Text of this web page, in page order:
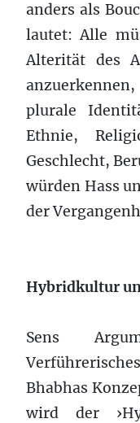
anders als
lautet: Alle
Alterität des
plurale
Ethnie,
Geschlecht,
würden Hass
der
Hybridkultur
Sens
Bhabhas
wird der